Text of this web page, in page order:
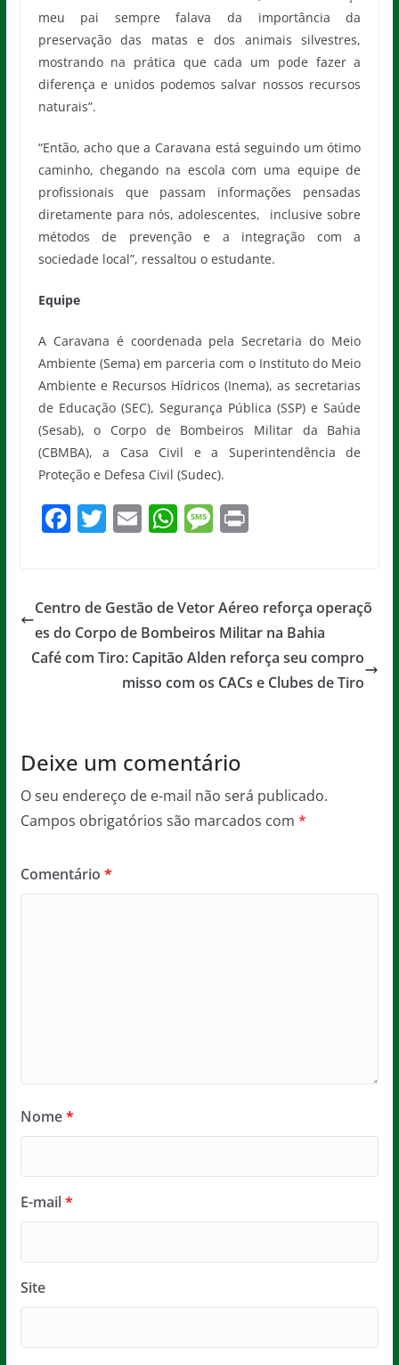
meu pai sempre falava da importância da
preservação das matas e dos animais silvestres,
mostrando na prática que cada um pode fazer a
diferença e unidos podemos salvar nossos recursos
naturais”.
“Então, acho que a Caravana está seguindo um ótimo
caminho, chegando na escola com uma equipe de
profissionais que passam informações pensadas
diretamente para nós, adolescentes, inclusive sobre
métodos de prevenção e a integração com a
sociedade local”, ressaltou o estudante.
Equipe
A Caravana é coordenada pela Secretaria do Meio
Ambiente (Sema) em parceria com o Instituto do Meio
Ambiente e Recursos Hídricos (Inema), as secretarias
de Educação (SEC), Segurança Pública (SSP) e Saúde
(Sesab), o Corpo de Bombeiros Militar da Bahia
(CBMBA), a Casa Civil e a Superintendência de
Proteção e Defesa Civil (Sudec).
F
e
b
o
T
er
E
l
W
s
A
p
p
M
a
g
e
Pr
Centro de Gestão de Vetor Aéreo reforça operaçõ
es do Corpo de Bombeiros Militar na Bahia
Café com Tiro: Capitão Alden reforça seu compro
misso com os CACs e Clubes de Tiro
Deixe um comentário
O seu endereço de e-mail não será publicado.
Campos obrigatórios são marcados com *
Comentário *
Nome*
E-mail*
Site